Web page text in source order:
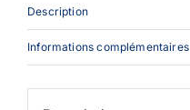
Description
Informations complémentaires